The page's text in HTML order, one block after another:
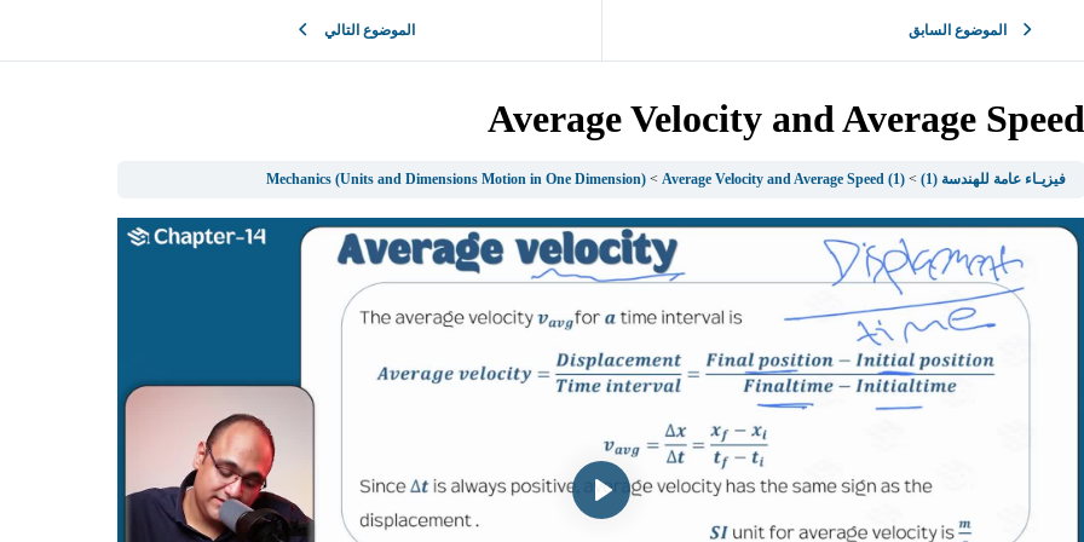
الموضوع السابق الموضوع التالي
Average Velocity and Average Speed
فيزيـاء عامة للهندسة (1) (1) Mechanics (Units and Dimensions Motion in One Dimension)
Average Velocity and Average Speed